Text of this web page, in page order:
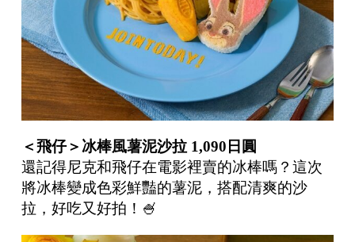
＜飛仔＞冰棒風薯泥沙拉1,090 日圓
還記得尼克和飛仔在電影裡賣的冰棒嗎？這次
將冰棒變成色彩鮮豔的薯泥，搭配清爽的沙
拉，好吃又好拍！🍧